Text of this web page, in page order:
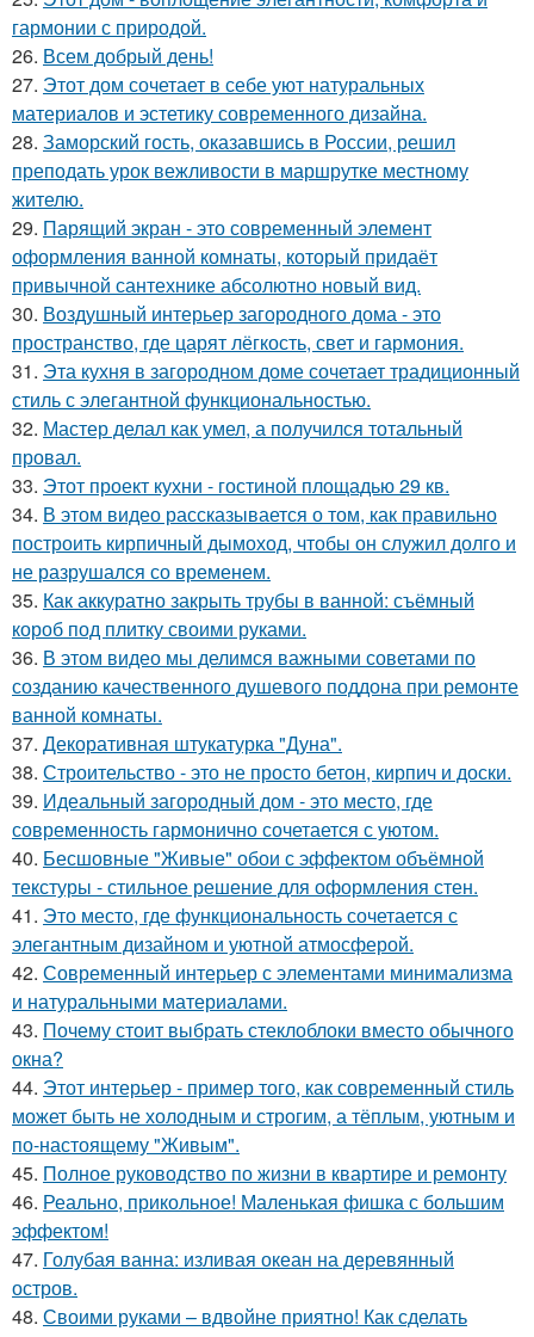
гармонии с природой.
26. Всем добрый день!
27. Этот дом сочетает в себе уют натуральных
материалов и эстетику современного дизайна.
28. Заморский гость, оказавшись в России, решил
преподать урок вежливости в маршрутке местному
жителю.
29. Парящий экран - это современный элемент
оформления ванной комнаты, который придаёт
привычной сантехнике абсолютно новый вид.
30. Воздушный интерьер загородного дома - это
пространство, где царят лёгкость, свет и гармония.
31. Эта кухня в загородном доме сочетает традиционный
стиль с элегантной функциональностью.
32. Мастер делал как умел, а получился тотальный
провал.
33. Этот проект кухни - гостиной площадью 29 кв.
34. В этом видео рассказывается о том, как правильно
построить кирпичный дымоход, чтобы он служил долго и
не разрушался со временем.
35. Как аккуратно закрыть трубы в ванной: съёмный
короб под плитку своими руками.
36. В этом видео мы делимся важными советами по
созданию качественного душевого поддона при ремонте
ванной комнаты.
37. Декоративная штукатурка "Дуна".
38. Строительство - это не просто бетон, кирпич и доски.
39. Идеальный загородный дом - это место, где
современность гармонично сочетается с уютом.
40. Бесшовные "Живые" обои с эффектом объёмной
текстуры - стильное решение для оформления стен.
41. Это место, где функциональность сочетается с
элегантным дизайном и уютной атмосферой.
42. Современный интерьер с элементами минимализма
и натуральными материалами.
43. Почему стоит выбрать стеклоблоки вместо обычного
окна?
44. Этот интерьер - пример того, как современный стиль
может быть не холодным и строгим, а тёплым, уютным и
по-настоящему "Живым".
45. Полное руководство по жизни в квартире и ремонту
46. Реально, прикольное! Маленькая фишка с большим
эффектом!
47. Голубая ванна: изливая океан на деревянный
остров.
48. Своими руками – вдвойне приятно! Как сделать